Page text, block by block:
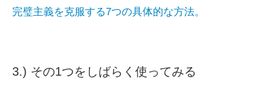
完璧主義を克服する7つの具体的な方法。
3.) その1つをしばらく使ってみる